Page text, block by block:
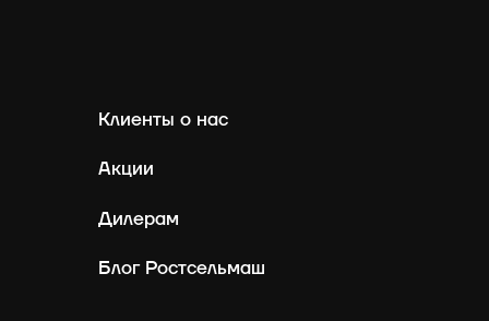
Клиенты о нас
Акции
Дилерам
Блог Ростсельмаш